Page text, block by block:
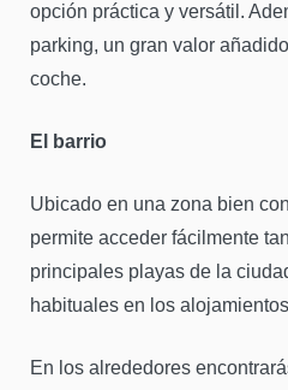
opción práctica y versátil.
parking, un gran valor
coche.
El barrio
Ubicado en una zona bien
permite acceder fácilmente
principales playas de la
habituales en los
En los alrededores